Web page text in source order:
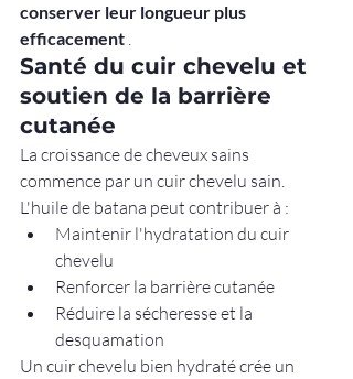
conserver leur longueur plus
efficacement .
Santé du cuir chevelu et
soutien de la barrière
cutanée
La croissance de cheveux sains
commence par un cuir chevelu sain.
L'huile de batana peut contribuer à :
Maintenir l'hydratation du cuir
chevelu
Renforcer la barrière cutanée
Réduire la sécheresse et la
desquamation
Un cuir chevelu bien hydraté crée un